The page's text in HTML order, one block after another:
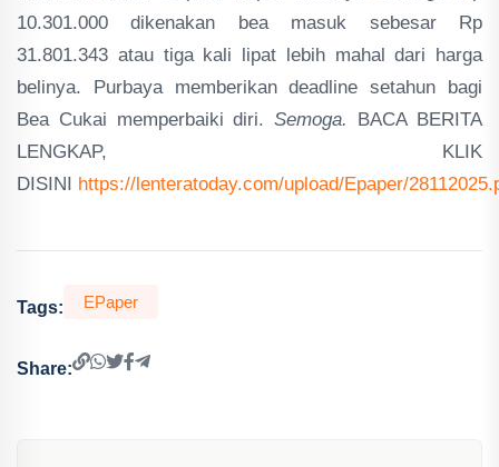
10.301.000 dikenakan bea masuk sebesar Rp
31.801.343 atau tiga kali lipat lebih mahal dari harga
belinya. Purbaya memberikan deadline setahun bagi
Bea Cukai memperbaiki diri.Semoga. BACA BERITA
LENGKAP, KLIK
DISINI https://lenteratoday.com/upload/Epaper/
Tags: EPaper
Share: